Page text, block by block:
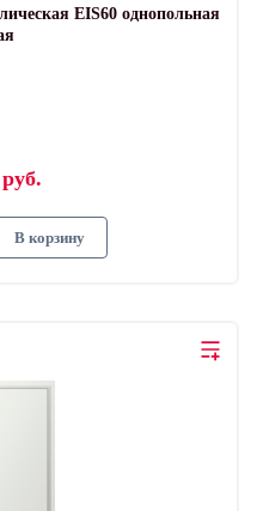
EIS60 однопольная
В корзину